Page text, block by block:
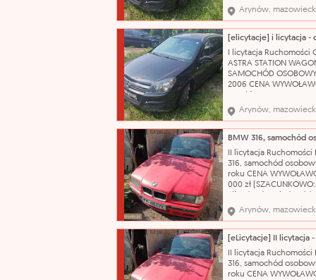
Pojazd po dłuższym
obecnie wymaga
mechanicznej. W wielu
miejscach liczne rysy
Wnętrze wymaga
gruntownego
Nazwa katalogowa: S
Arynów,
I licytacja Ruchomości
ASTRA STATION
SAMOCHÓD
2006 CENA
Pojazd po dłuższym
obecnie wymaga
mechanicznej. W wielu
miejscach liczne rysy
Wnętrze wymaga
gruntownego
Nazwa katalogowa: S
Arynów,
II licytacja Ruchomości
316, samochód
roku CENA
000 zł
korozję, łuszczący się
bezbarwny oraz liczne
uszkodzenia i otarcia
swojej powierzchni.
katalogowa: Samochód
osobowy Marka: BMW
Arynów,
II licytacja Ruchomości
316, samochód
roku CENA